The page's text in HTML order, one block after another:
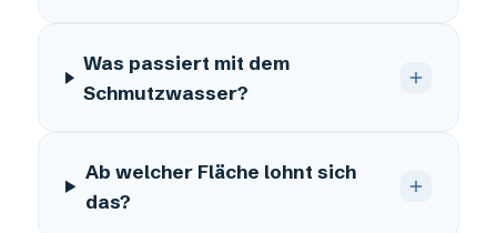
Was passiert mit dem
Schmutzwasser?
Ab welcher Fläche lohnt sich
das?